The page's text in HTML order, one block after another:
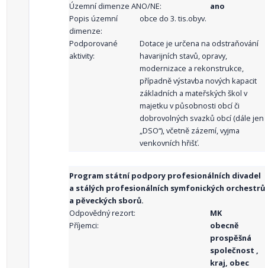
Územní dimenze ANO/NE:
ano
Popis územní
dimenze:
obce do 3. tis.obyv.
Podporované
aktivity:
Dotace je určena na odstraňování
havarijních stavů, opravy,
modernizace a rekonstrukce,
případně výstavba nových kapacit
základních a mateřských škol v
majetku v působnosti obcí či
dobrovolných svazků obcí (dále jen
„DSO“), včetně zázemí, vyjma
venkovních hřišť.
Program státní podpory profesionálních divadel
a stálých profesionálních symfonických orchestrů
a pěveckých sborů.
Odpovědný rezort:
MK
Příjemci:
obecně
prospěšná
společnost ,
kraj, obec